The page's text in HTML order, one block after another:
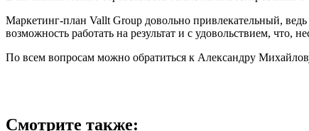
Маркетинг-план Vallt Group довольно привлекательный,
возможность работать на результат и с удовольствием,
По всем вопросам можно обратиться к Александру
Смотрите также: